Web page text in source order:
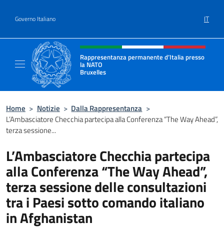
Governo Italiano IT
Intestazione sito, social e menù
Rappresentanza permanente d’Italia presso
la NATO
Bruxelles
Il sito ufficiale della Rappresentanza
Home > Notizie > Dalla Rappresentanza >
L’Ambasciatore Checchia partecipa alla Conferenza “The Way Ahead”,
terza sessione...
L’Ambasciatore Checchia partecipa
alla Conferenza “The Way Ahead”,
terza sessione delle consultazioni
tra i Paesi sotto comando italiano
in Afghanistan